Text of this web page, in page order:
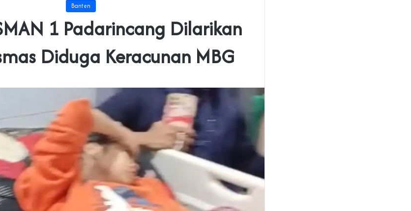
Banten
1 Padarincang Dilarikan
Diduga Keracunan MBG